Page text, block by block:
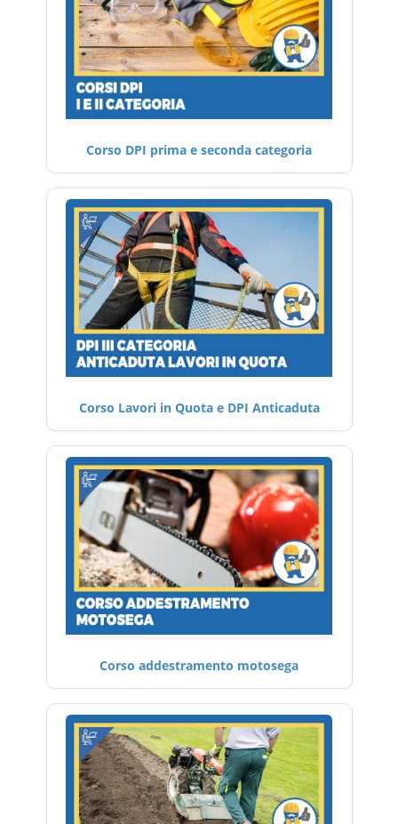
Corso DPI prima e seconda categoria
Corso Lavori in Quota e DPI Anticaduta
Corso addestramento motosega